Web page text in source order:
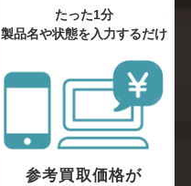
たった1分
製品名や状態を入力するだけ
参考買取価格が